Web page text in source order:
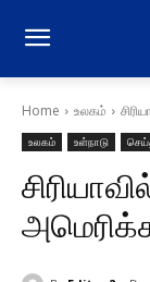
Home உலகம்
உலகம் உள்நாடு